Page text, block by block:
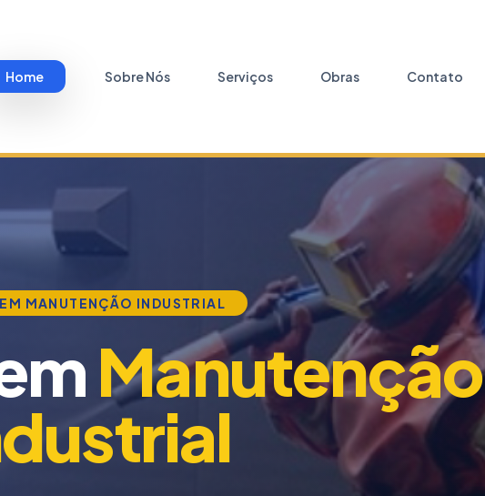
Home Sobre Nós Serviços Obras Contato
MANUTENÇÃO INDUSTRIAL
Manutenção